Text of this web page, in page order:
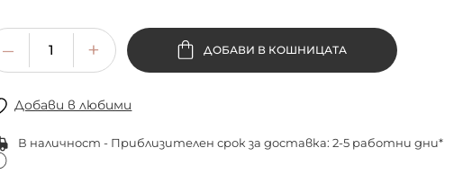
ДОБАВИ В КОШНИЦАТА
Добави в любими
В наличност - Приблизителен срок за доставка: 2-5 работни дни*